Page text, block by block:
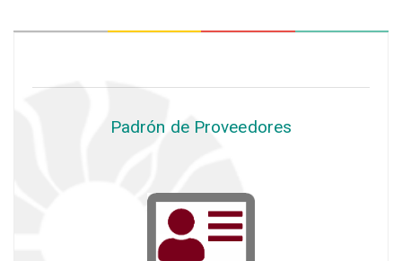
Padrón de Proveedores